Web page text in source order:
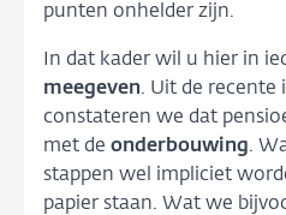
punten onhelder zijn.
In dat kader wil u hier in
meegeven. Uit de recente
constateren we dat
met de onderbouwing.
stappen wel impliciet
papier staan. Wat we